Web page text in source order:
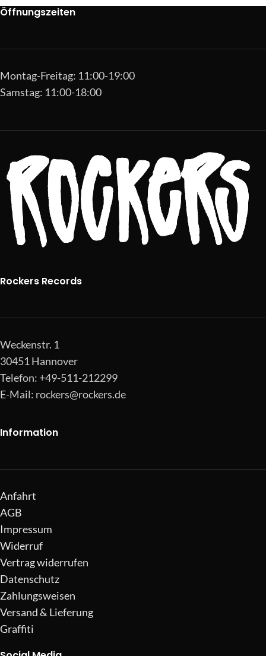
Öffnungszeiten
Montag-Freitag: 11:00-19:00
Samstag: 11:00-18:00
Rockers Records
Weckenstr. 1
30451 Hannover
Telefon: +49-511-212299
E-Mail: rockers@rockers.de
Information
Anfahrt
AGB
Impressum
Widerruf
Vertrag widerrufen
Datenschutz
Zahlungsweisen
Versand & Lieferung
Graffiti